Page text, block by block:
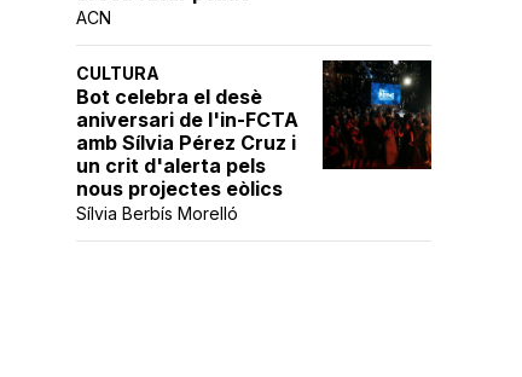
ACN
CULTURA
Bot celebra el desè
aniversari de l'in-FCTA
amb Sílvia Pérez Cruz i
un crit d'alerta pels
nous projectes eòlics
Sílvia Berbís Morelló